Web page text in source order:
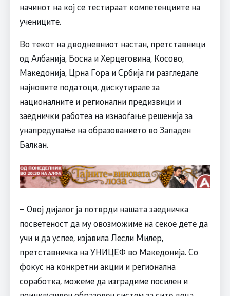
начинот на кој се тестираат компетенциите на
учениците.
Во текот на дводневниот настан, претставници
од Албанија, Босна и Херцеговина, Косово,
Македонија, Црна Гора и Србија ги разгледале
најновите податоци, дискутирале за
националните и регионални предизвици и
заеднички работeа на изнаоѓање решенија за
унапредување на образованието во Западен
Балкан.
– Овој дијалог ја потврди нашата заедничка
посветеност да му овозможиме на секое дете да
учи и да успее, изјавила Лесли Милер,
претставничка на УНИЦЕФ во Македонија. Со
фокус на конкретни акции и регионална
соработка, можеме да изградиме посилен и